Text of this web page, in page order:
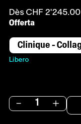
Dès CHF2'245.00
Offerta
Libero
- +